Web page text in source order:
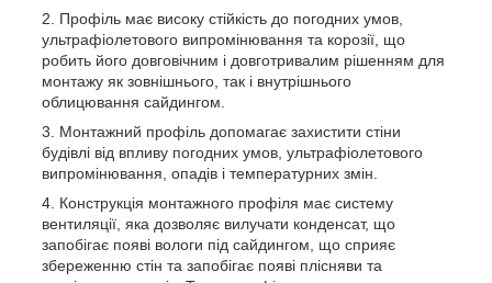
Профіль має високу стійкість до погодних умов,
ультрафіолетового випромінювання та корозії, що
робить його довговічним і довготривалим рішенням для
монтажу як зовнішнього, так і внутрішнього
облицювання сайдингом.
Монтажний профіль допомагає захистити стіни
будівлі від впливу погодних умов, ультрафіолетового
випромінювання, опадів і температурних змін.
Конструкція монтажного профіля має систему
вентиляції, яка дозволяє вилучати конденсат, що
запобігає появі вологи під сайдингом, що сприяє
збереженню стін та запобігає появі плісняви та